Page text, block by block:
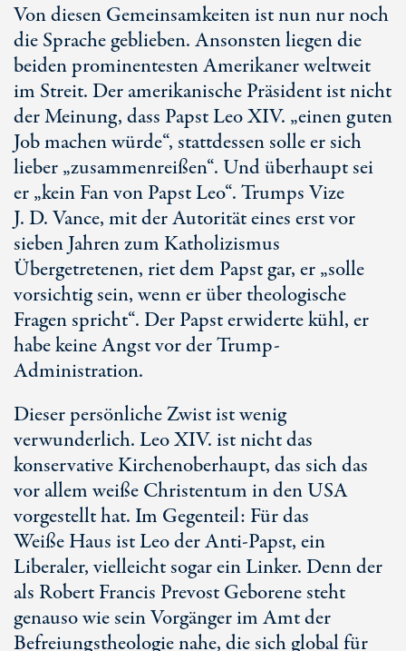
Von diesen Gemeinsamkeiten ist nun nur noch
die Sprache geblieben. Ansonsten liegen die
beiden prominentesten Amerikaner weltweit
im Streit. Der amerikanische Präsident ist nicht
der Meinung, dass Papst Leo XIV. „einen guten
Job machen würde“, stattdessen solle er sich
lieber „zusammenreißen“. Und überhaupt sei
er „kein Fan von Papst Leo“. Trumps Vize
J. D. Vance, mit der Autorität eines erst vor
sieben Jahren zum Katholizismus
Übergetretenen, riet dem Papst gar, er „solle
vorsichtig sein, wenn er über theologische
Fragen spricht“. Der Papst erwiderte kühl, er
habe keine Angst vor der Trump-
Administration.
Dieser persönliche Zwist ist wenig
verwunderlich. Leo XIV. ist nicht das
konservative Kirchenoberhaupt, das sich das
vor allem weiße Christentum in den USA
vorgestellt hat. Im Gegenteil: Für das
Weiße Haus ist Leo der Anti-Papst, ein
Liberaler, vielleicht sogar ein Linker. Denn der
als Robert Francis Prevost Geborene steht
genauso wie sein Vorgänger im Amt der
Befreiungstheologie nahe, die sich global für